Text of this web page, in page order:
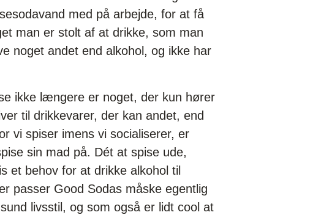
med på arbejde, for at få
man er stolt af at drikke, som man
noget andet end alkohol, og ikke har
ikke længere er noget, der kun hører
til drikkevarer, der kan andet, end
vi spiser imens vi socialiserer, er
sin mad på. Dét at spise ude,
et behov for at drikke alkohol til
passer Good Sodas måske egentlig
livsstil, og som også er lidt cool at